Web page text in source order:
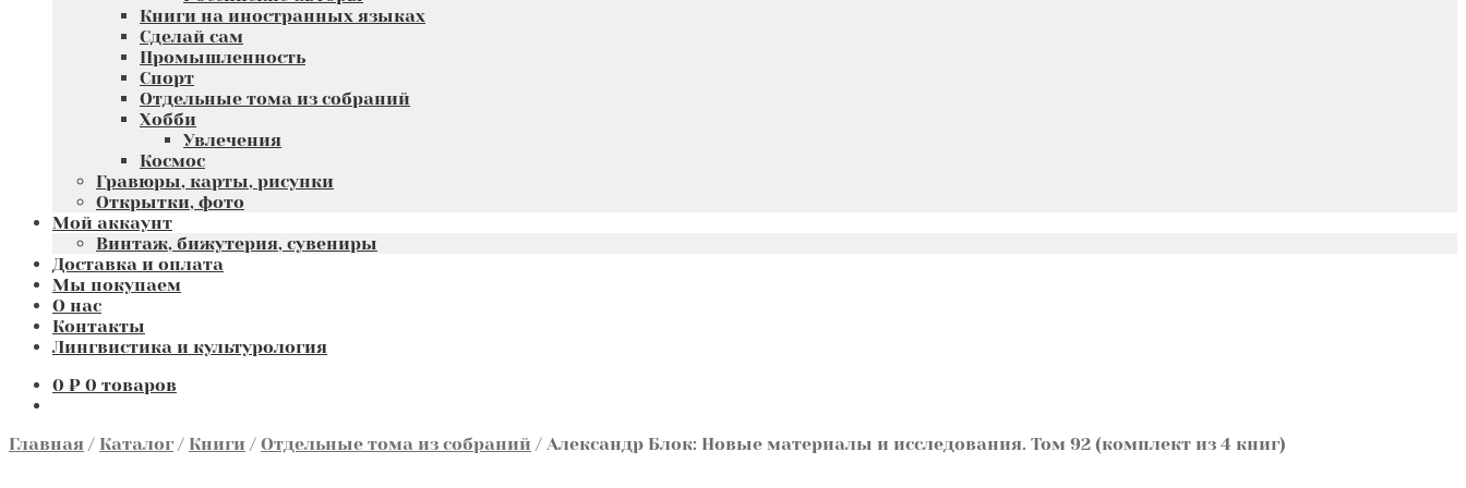
Книги на иностранных языках
Сделай сам
Промышленность
Спорт
Отдельные тома из собраний
Хобби
Увлечения
Космос
Гравюры, карты, рисунки
Открытки, фото
Мой аккаунт
Винтаж, бижутерия, сувениры
Доставка и оплата
Мы покупаем
О нас
Контакты
Лингвистика и культурология
0 ₽ 0 товаров
Главная / Каталог / Книги / Отдельные тома из собраний / Александр Блок: Новые материалы и исследования. Том 92 (комплект из 4 книг)